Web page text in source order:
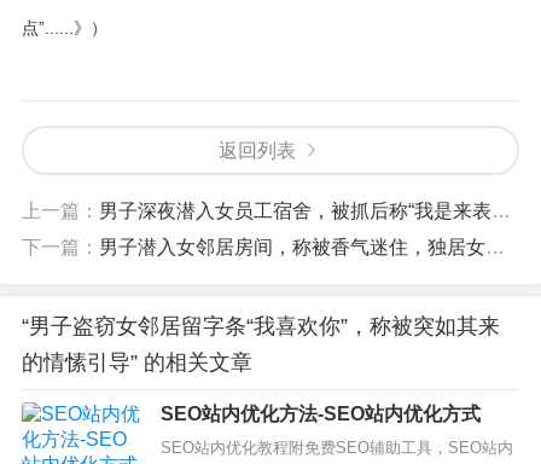
点”......》）
返回列表
上一篇： 男子深夜潜入女员工宿舍，被抓后称“我是来表白的”！结果……
下一篇： 男子潜入女邻居房间，称被香气迷住，独居女生如何自我保护？
“男子盗窃女邻居留字条“我喜欢你”，称被突如其来
的情愫引导” 的相关文章
SEO站内优化方法-SEO站内优化方式
SEO站内优化教程附免费SEO辅助工具，SEO站内